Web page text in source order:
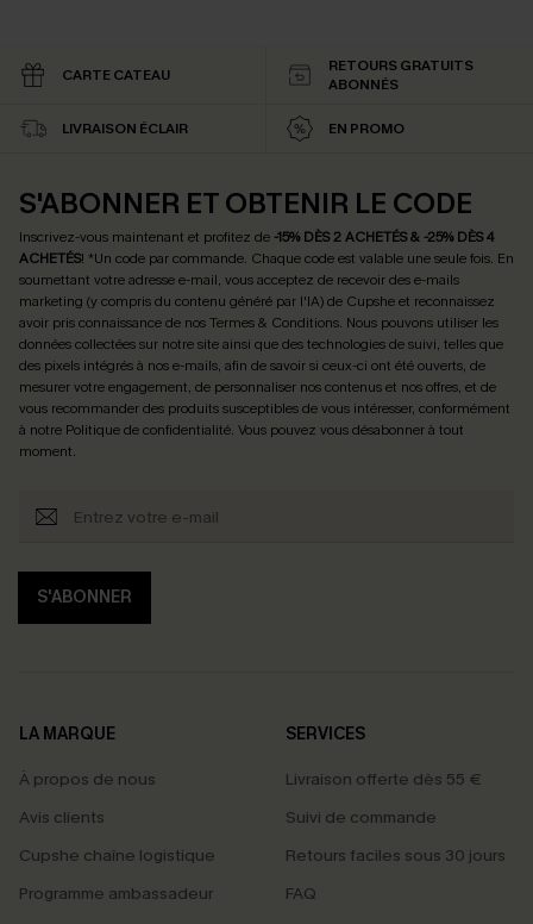
CARTE CATEAU
RETOURS GRATUITS
ABONNÉS
LIVRAISON ÉCLAIR EN PROMO
S'ABONNER ET OBTENIR LE CODE
Inscrivez-vous maintenant et profitez de -15% DÈS 2 ACHETÉS & -25% DÈS 4
ACHETÉS! *Un code par commande. Chaque code est valable une seule fois. En
soumettant votre adresse e-mail, vous acceptez de recevoir des e-mails
marketing (y compris du contenu généré par l'IA) de Cupshe et reconnaissez
avoir pris connaissance de nosTermes & Conditions. Nous pouvons utiliser les
données collectées sur notre site ainsi que des technologies de suivi, telles que
des pixels intégrés à nos e-mails, afin de savoir si ceux-ci ont été ouverts, de
mesurer votre engagement, de personnaliser nos contenus et nos offres, et de
vous recommander des produits susceptibles de vous intéresser, conformément
à notre Politique de confidentialité. Vous pouvez vous désabonner à tout
moment.
S'ABONNER
LA MARQUE
À propos de nous
Avis clients
Cupshe chaîne logistique
Programme ambassadeur
SERVICES
Livraison offerte dès 55 €
Suivi de commande
Retours faciles sous 30 jours
FAQ